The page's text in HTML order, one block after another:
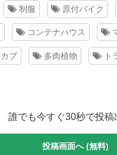
制服 原付バイク
コンテナハウス
ブ 多肉植物 ト
誰でも今すぐ30秒で投稿
投稿画面へ (無料)